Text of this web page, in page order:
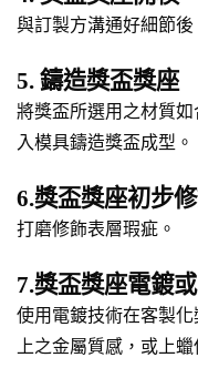
與訂製方溝通好細節
5. 鑄造獎盃獎座
將獎盃所選用之材質
入模具鑄造獎盃成型。
6.獎盃獎座初步
打磨修飾表層瑕疵。
7.獎盃獎座電鍍
使用電鍍技術在客製
上之金屬質感，或上